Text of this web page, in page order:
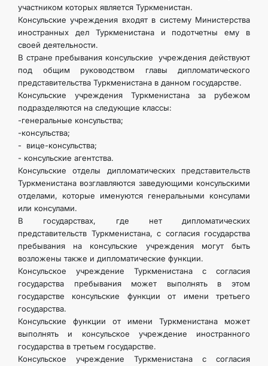
участником которых является Туркменистан.
Консульские учреждения входят в систему Министерства
иност­ранных дел Туркменистана и подотчетны ему в
своей деятельности.
В стране пребывания консульские учреждения действуют
под об­щим руководством главы дипломатического
представительства Туркменистана в данном государстве.
Консульские учреждения Туркменистана за рубежом
подразделя­ются на следующие классы:
-генеральные консульства;
-консульства;
- вице-консульства;
- консульские агентства.
Консульские отделы дипломатических представительств
Туркмени­стана возглавляются заведующими консульскими
отделами, которые именуются генеральными консулами
или консулами.
В государствах, где нет дипломатических
представительств Туркменистана, с согласия государства
пребывания на консульские учреж­дения могут быть
возложены также и дипломатические функции.
Консульское учреждение Туркменистана с согласия
государства пребывания может выполнять в этом
государстве консульские функ­ции от имени третьего
государства.
Консульские функции от имени Туркменистана может
выполнять и консульское учреждение иностранного
государства в третьем государстве.
Консульское учреждение Туркменистана с согласия